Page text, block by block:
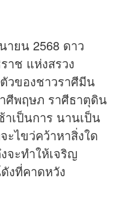
ายน 2568 ดาว
าช แห่งสรวง
วของชาวราศีมีน
ศีพฤษภ ราศีธาตุดิน
เป็นการ นานเป็น
ะไขว่คว้าหาสิ่งใด
ะทำให้เจริญ
งที่คาดหวัง